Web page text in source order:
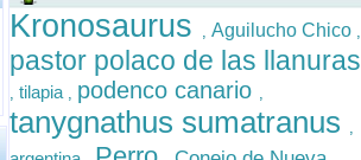
Kronosaurus , Aguilucho Chico ,
pastor polaco de las llanuras
, tilapia , podenco canario ,
tanygnathus sumatranus ,